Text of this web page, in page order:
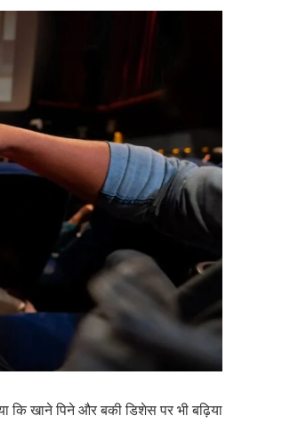
कि खाने पिने और बकी डिशेस पर भी बढ़िया